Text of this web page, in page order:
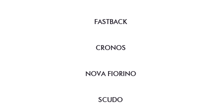
FASTBACK
CRONOS
NOVA FIORINO
SCUDO